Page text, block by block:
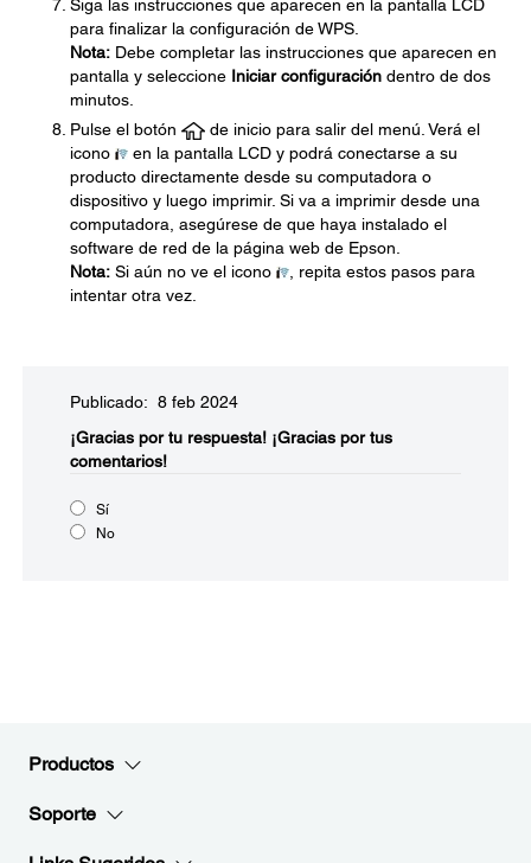
Siga las instrucciones que aparecen en la pantalla LCD
para finalizar la configuración de WPS.
Nota: Debe completar las instrucciones que aparecen en
pantalla y seleccione Iniciar configuración dentro de dos
minutos.
Pulse el botón
de inicio para salir del menú. Verá el
icono
en la pantalla LCD y podrá conectarse a su
producto directamente desde su computadora o
dispositivo y luego imprimir. Si va a imprimir desde una
computadora, asegúrese de que haya instalado el
software de red de la página web de Epson.
Nota: Si aún no ve el icono
, repita estos pasos para
intentar otra vez.
Publicado: 8 feb 2024
¡Gracias por tu respuesta! ¡Gracias por tus
comentarios!
Sí
No
Productos
Soporte